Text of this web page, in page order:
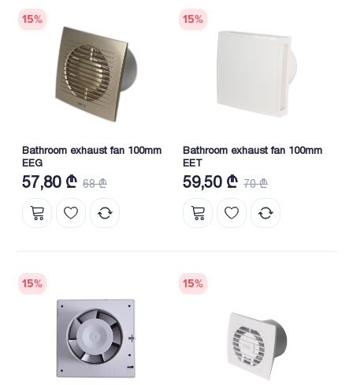
15%
Bathroom exhaust fan 100mm
EEG
57,80 ₾ 68 ₾
15%
Bathroom exhaust fan 100mm
EET
59,50 ₾ 70 ₾
15% 15%